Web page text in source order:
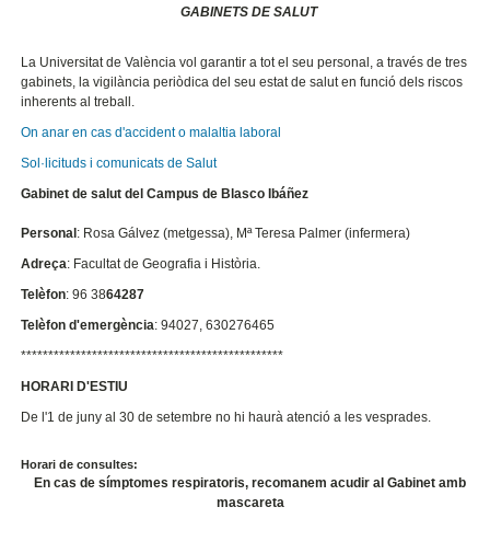
GABINETS DE SALUT
La Universitat de València vol garantir a tot el seu personal, a través de tres
gabinets, la vigilància periòdica del seu estat de salut en funció dels riscos
inherents al treball.
On anar en cas d'accident o malaltia laboral
Sol·licituds i comunicats de Salut
Gabinet de salut del Campus de Blasco Ibáñez
Personal : Rosa Gálvez (metgessa), Mª Teresa Palmer (infermera)
Adreça: Facultat de Geografia i Història.
Telèfon: 96 3864287
Telèfon d'emergència: 94027, 630276465
************************************************
HORARI D'ESTIU
De l'1 de juny al 30 de setembre no hi haurà atenció a les vesprades.
Horari de consultes:
En cas de símptomes respiratoris, recomanem acudir al Gabinet amb
mascareta